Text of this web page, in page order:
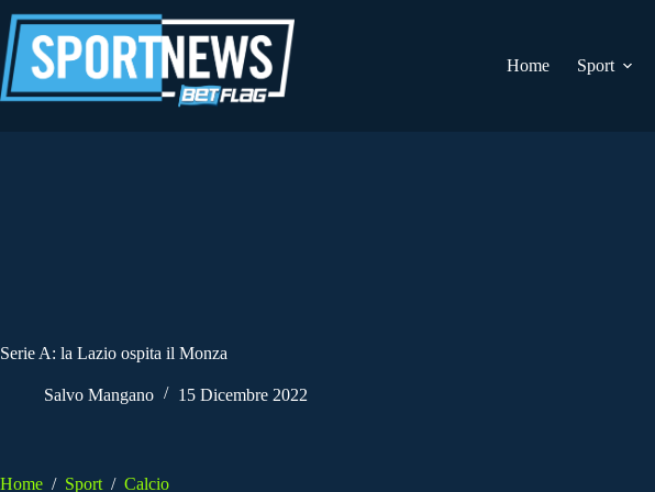
al
contenuto
Home
Sport
Serie A: la Lazio ospita il Monza
Salvo Mangano 15 Dicembre 2022
Home / Sport / Calcio